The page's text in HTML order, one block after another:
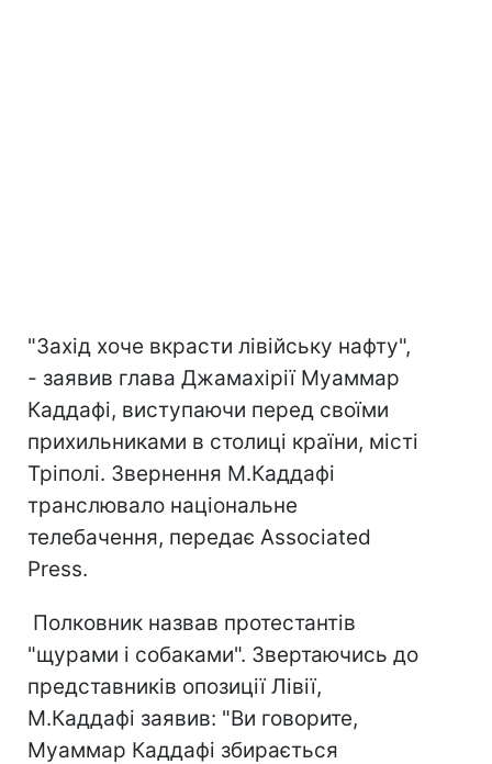
"Захід хоче вкрасти лівійську нафту",
- заявив глава Джамахірії Муаммар
Каддафі, виступаючи перед своїми
прихильниками в столиці країни, місті
Тріполі. Звернення М.Каддафі
транслювало національне
телебачення, передає Associated
Press.
Полковник назвав протестантів
"щурами і собаками". Звертаючись до
представників опозиції Лівії,
М.Каддафі заявив: "Ви говорите,
Муаммар Каддафі збирається